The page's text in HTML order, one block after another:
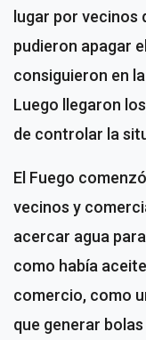
lugar por vecinos
pudieron apagar
consiguieron en
Luego llegaron
de controlar la
El Fuego
vecinos y
acercar agua
como había
comercio, como
que generar